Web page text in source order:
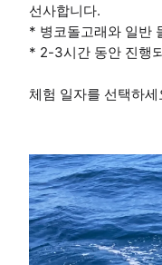
선사합니다.
* 병코돌고래와 일반
* 2-3시간 동안 진행
체험 일자를 선택하세